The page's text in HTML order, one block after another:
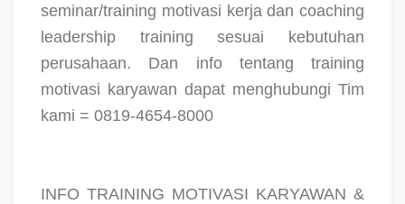
seminar/training motivasi kerja dan coaching
leadership training sesuai kebutuhan
perusahaan. Dan info tentang training
motivasi karyawan dapat menghubungi Tim
kami = 0819-4654-8000
INFO TRAINING MOTIVASI KARYAWAN &